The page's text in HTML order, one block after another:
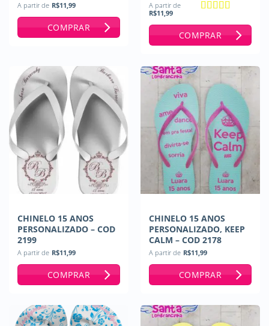
A partir de R$11,99
COMPRAR
A partir de
R$11,99
COMPRAR
CHINELO 15 ANOS
PERSONALIZADO – COD
2199
A partir de R$11,99
COMPRAR
CHINELO 15 ANOS
PERSONALIZADO, KEEP
CALM – COD 2178
A partir de R$11,99
COMPRAR